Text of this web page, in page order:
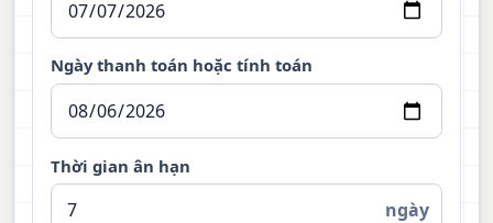
Ngày thanh toán hoặc tính toán
Thời gian ân hạn
ngày